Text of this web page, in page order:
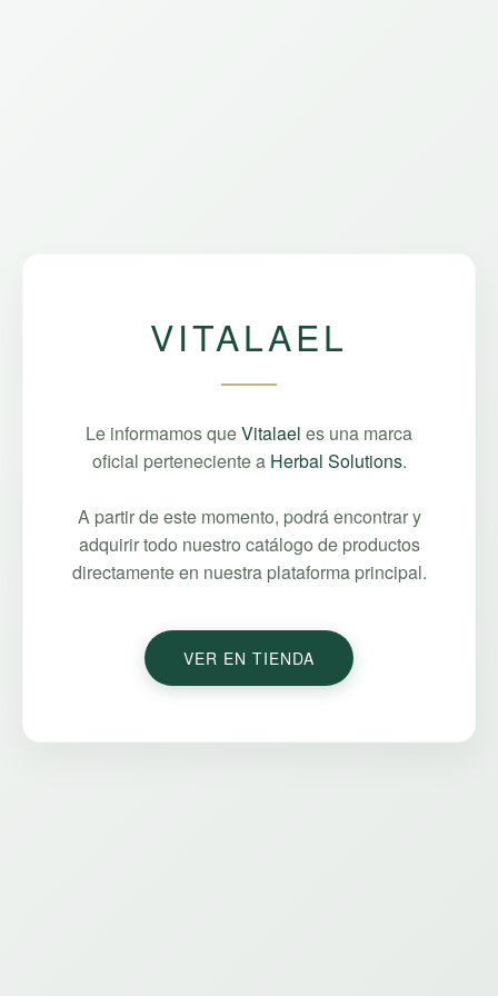
VITALAEL
Le informamos queVitalael es una marca
oficial perteneciente a Herbal Solutions.
A partir de este momento, podrá encontrar y
adquirir todo nuestro catálogo de productos
directamente en nuestra plataforma principal.
VER EN TIENDA